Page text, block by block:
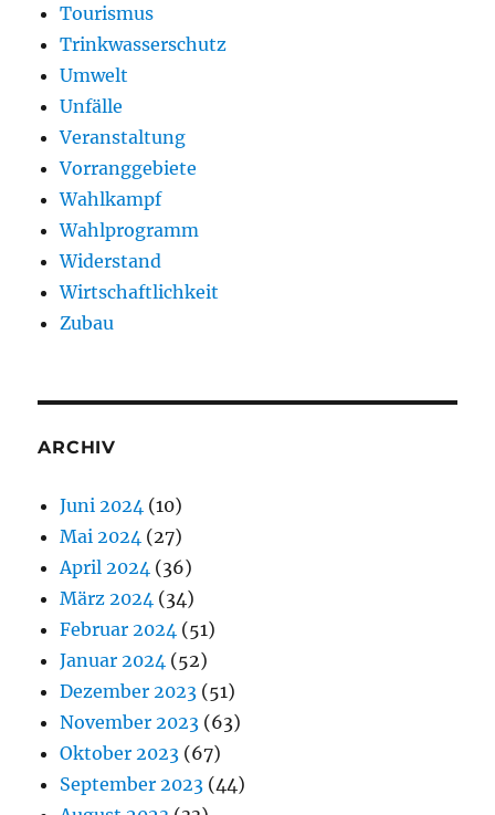
Tourismus
Trinkwasserschutz
Umwelt
Unfälle
Veranstaltung
Vorranggebiete
Wahlkampf
Wahlprogramm
Widerstand
Wirtschaftlichkeit
Zubau
ARCHIV
Juni 2024 (10)
Mai 2024 (27)
April 2024 (36)
März 2024 (34)
Februar 2024 (51)
Januar 2024 (52)
Dezember 2023 (51)
November 2023 (63)
Oktober 2023 (67)
September 2023 (44)